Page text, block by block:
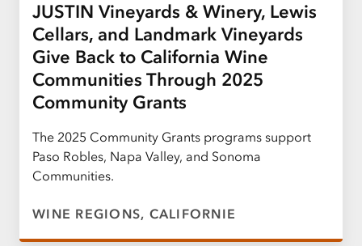
JUSTIN Vineyards & Winery, Lewis
Cellars, and Landmark Vineyards
Give Back to California Wine
Communities Through 2025
Community Grants
The 2025 Community Grants programs support
Paso Robles, Napa Valley, and Sonoma
Communities.
WINE REGIONS, CALIFORNIE